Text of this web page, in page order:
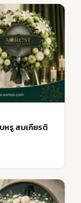
หรู สมเกียรติ